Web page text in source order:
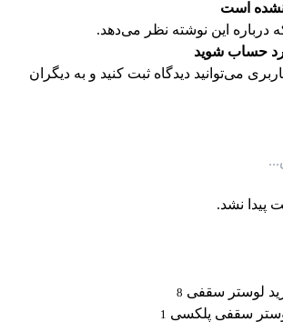
نشده است
درباره این نوشته نظر می‌دهد.
حساب شوید
می‌توانید دیدگاه ثبت کنید و به دیگران
پیدا نشد.
لوستر سقفی 8
سقفی پلکسی 1